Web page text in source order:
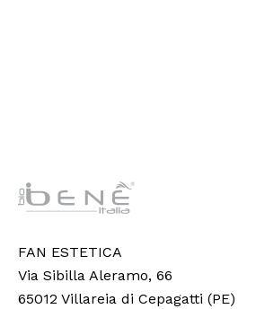
FAN ESTETICA
Via Sibilla Aleramo, 66
65012 Villareia di Cepagatti (PE)